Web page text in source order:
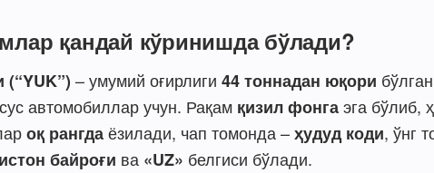
қандай кўринишда бўлади?
(“YUK”) – умумий оғирлиги 44 тоннадан юқори бўлган
автомобиллар учун. Рақам қизил фонгаэга бўлиб,
оқ рангдаёзилади, чап томонда –ҳудуд коди, ўнг
байроғи ва «UZ» белгиси бўлади.